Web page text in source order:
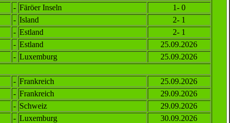
- Färöer Inseln
1- 0
- Island
2- 1
- Estland
2- 1
- Estland
25.09.2026
- Luxemburg 25.09.2026
- Frankreich
25.09.2026
- Frankreich
29.09.2026
- Schweiz
29.09.2026
- Luxemburg 30.09.2026